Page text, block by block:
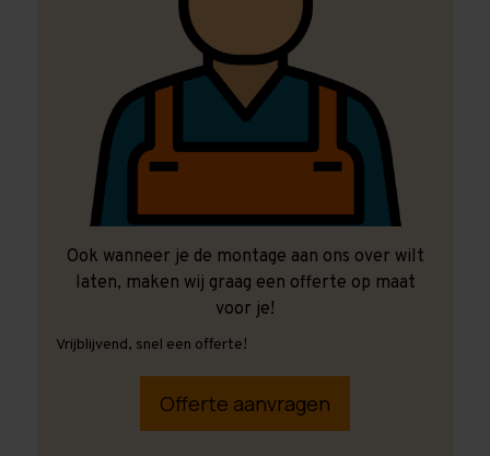
Ook wanneer je de montage aan ons over wilt
laten, maken wij graag een offerte op maat
voor je!
Vrijblijvend, snel een offerte!
Offerte aanvragen